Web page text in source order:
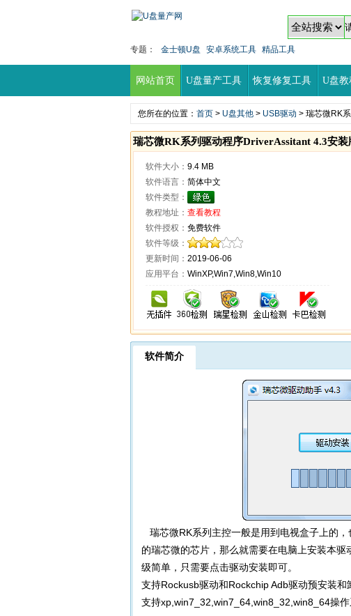
专题： 金士顿U盘 安卓系统工具 精品工具
网站首页 U盘量产工具 恢复修复工具 U盘教
您所在的位置： 首页 > U盘其他 > USB驱动 > 瑞芯微RK
瑞芯微RK系列驱动程序DriverAssitant 4.3安装
软件大小： 9.4 MB
软件语言： 简体中文
软件类型：
教程地址： 查看教程
软件授权： 免费软件
软件等级：
更新时间： 2019-06-06
应用平台： WinXP,Win7,Win8,Win10
软件简介
瑞芯微RK系列主控一般是用到电视盒子上的
的瑞芯微的芯片，那么就需要在电脑上安装本
级简单，只需要点击驱动安装即可。
支持Rockusb驱动和Rockchip Adb驱动预安装和
支持xp,win7_32,win7_64,win8_32,win8_64操